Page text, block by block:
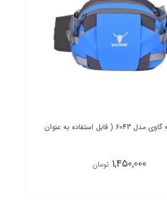
کیف کمری کله گاوی مدل 6043 ( قابل استفاده به عنوان
1,450,000 تومان